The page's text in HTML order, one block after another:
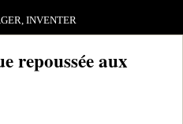
INVENTER
repoussée aux